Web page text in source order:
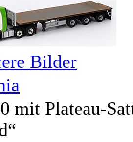
Bilder
mit Plateau-